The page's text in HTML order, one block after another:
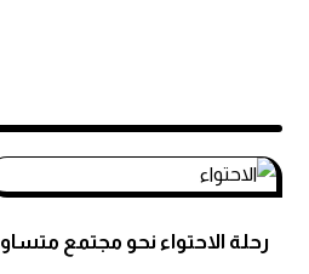
رحلة الاحتواء نحو مجتمع متساو